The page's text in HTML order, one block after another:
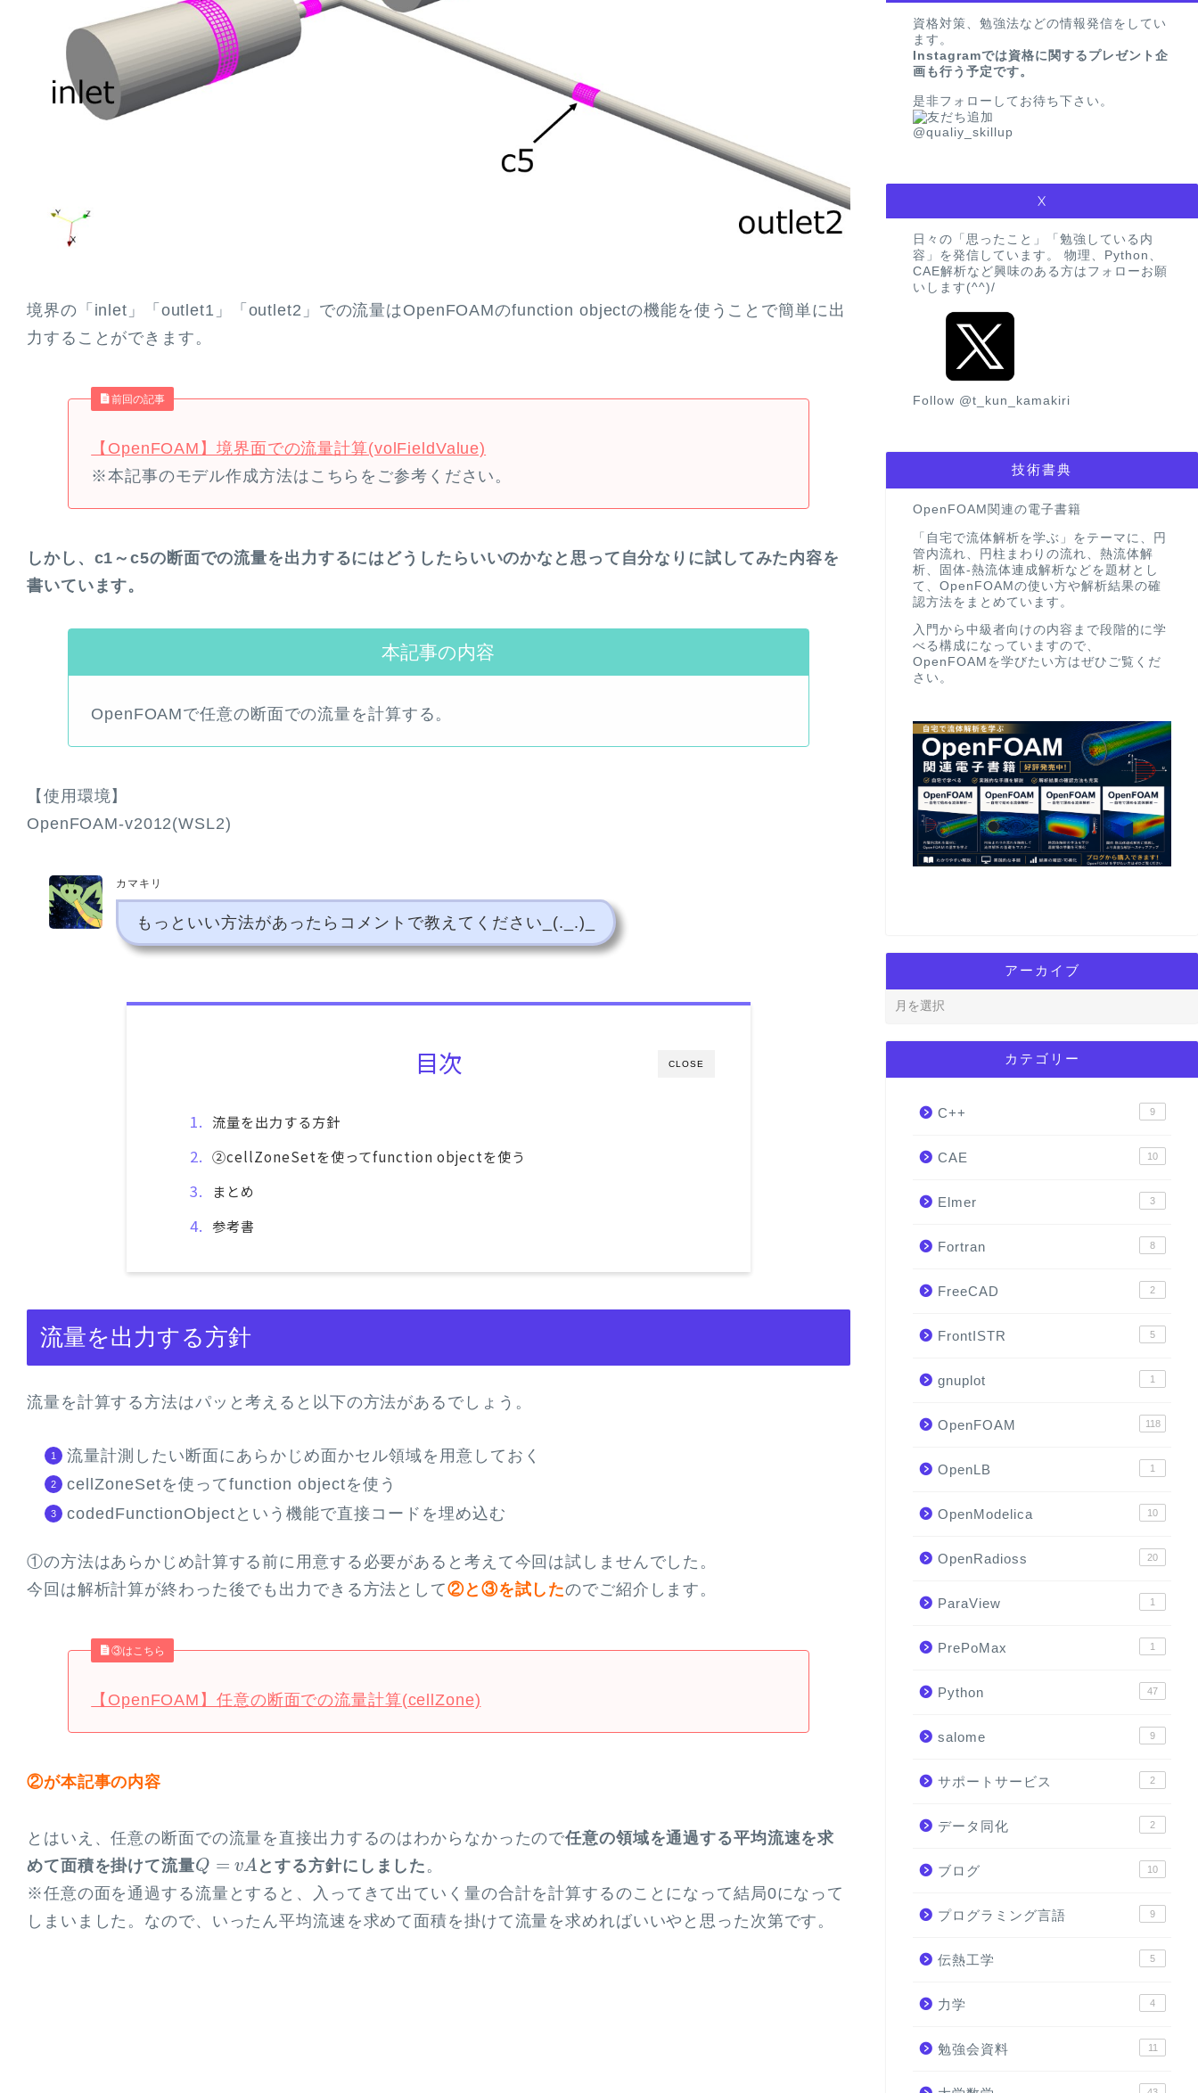
境界の「inlet」「outlet1」「outlet2」での流量はOpenFOAMのfunction objectの機能を使うことで簡単に出
力することができます。
前回の記事
【OpenFOAM】境界面での流量計算(volFieldValue)
※本記事のモデル作成方法はこちらをご参考ください。
しかし、c1～c5の断面での流量を出力するにはどうしたらいいのかなと思って自分なりに試してみた内容を
書いています。
本記事の内容
OpenFOAMで任意の断面での流量を計算する。
【使用環境】
OpenFOAM-v2012(WSL2)
カマキリ
もっといい方法があったらコメントで教えてください_(._.)_
CLOSE
目次
流量を出力する方針
②cellZoneSetを使ってfunction objectを使う
まとめ
参考書
流量を出力する方針
流量を計算する方法はパッと考えると以下の方法があるでしょう。
流量計測したい断面にあらかじめ面かセル領域を用意しておく
cellZoneSetを使ってfunction objectを使う
codedFunctionObjectという機能で直接コードを埋め込む
①の方法はあらかじめ計算する前に用意する必要があると考えて今回は試しませんでした。
今回は解析計算が終わった後でも出力できる方法として②と③を試したのでご紹介します。
③はこちら
【OpenFOAM】任意の断面での流量計算(cellZone)
②が本記事の内容
とはいえ、任意の断面での流量を直接出力するのはわからなかったので任意の領域を通過する平均流速を求
めて面積を掛けて流量Q = vA
Q= とする方針にしました 。
※任意の面を通過する流量とすると、入ってきて出ていく量の合計を計算するのことになって結局0になって
しまいました。なので、いったん平均流速を求めて面積を掛けて流量を求めればいいやと思った次第です。
資格対策、勉強法などの情報発信をしてい
ます。
Instagramでは資格に関するプレゼント企
画も行う予定です。
是非フォローしてお待ち下さい。
@qualiy_skillup
X
日々の「思ったこと」「勉強している内
容」を発信しています。 物理、Python、
CAE解析など興味のある方はフォローお願
いします(^^)/
Follow @t_kun_kamakiri
技術書典
OpenFOAM関連の電子書籍
「自宅で流体解析を学ぶ」をテーマに、円
管内流れ、円柱まわりの流れ、熱流体解
析、固体-熱流体連成解析などを題材とし
て、OpenFOAMの使い方や解析結果の確
認方法をまとめています。
入門から中級者向けの内容まで段階的に学
べる構成になっていますので、
OpenFOAMを学びたい方はぜひご覧くだ
さい。
アーカイブ
カテゴリー
C++ 9
CAE 10
Elmer 3
Fortran 8
FreeCAD 2
FrontISTR 5
gnuplot 1
OpenFOAM 118
OpenLB 1
OpenModelica 10
OpenRadioss 20
ParaView 1
PrePoMax 1
Python 47
salome 9
サポートサービス 2
データ同化 2
ブログ 10
プログラミング言語 9
伝熱工学 5
力学 4
勉強会資料 11